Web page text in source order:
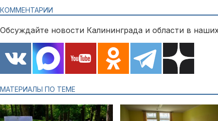
КОММЕНТАРИИ
Обсуждайте новости Калининграда и области в
МАТЕРИАЛЫ ПО ТЕМЕ